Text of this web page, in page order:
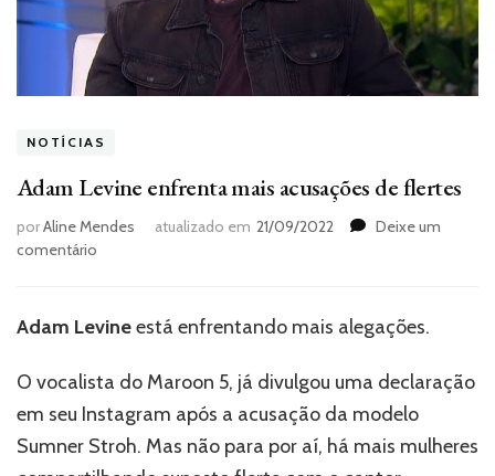
NOTÍCIAS
Adam Levine enfrenta mais acusações de flertes
porAline Mendes atualizado em 21/09/2022
Deixe um
comentário
enfrenta
de
flertes
Adam Levineestá enfrentando mais alegações.
O vocalista do Maroon 5, já divulgou uma declaração
em seu Instagram após a acusação da modelo
Sumner Stroh. Mas não para por aí, há mais mulheres